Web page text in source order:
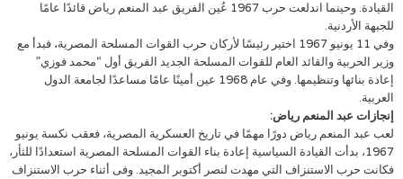
القيادة. وحينما اندلعت حرب 1967 عُين الفريق عبد المنعم رياض قائدًا عامًا
للجبهة الأردنية.
وفي 11 يونيو 1967 اختير رئيسًا لأركان حرب القوات المسلحة المصرية، فبدأ مع
وزير الحربية والقائد العام للقوات المسلحة الجديد الفريق أول “محمد فوزي”
إعادة بنائها وتنظيمها. وفي عام 1968 عين أمينًا عامًا مساعدًا لجامعة الدول
العربية.
إنجازات عبد المنعم رياض:
لعب عبد المنعم رياض دورًا مهمًا في تاريخ العسكرية المصرية، فعقب نكسة يونيو
1967، بدأت القيادة السياسية إعادة بناء القوات المسلحة المصرية استعدادًا للثأر،
فكانت حرب الاستنزاف التي مهدت لنصر أكتوبر المجيد. وفى أثناء حرب الاستنزاف